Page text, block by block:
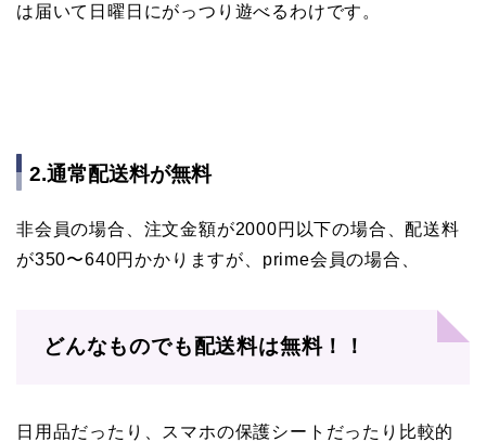
は届いて日曜日にがっつり遊べるわけです。
2.通常配送料が無料
非会員の場合、注文金額が2000円以下の場合、配送料
が350〜640円かかりますが、prime会員の場合、
どんなものでも配送料は無料！！
日用品だったり、スマホの保護シートだったり比較的